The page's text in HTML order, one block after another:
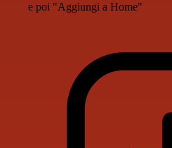
e poi "Aggiungi a Home"